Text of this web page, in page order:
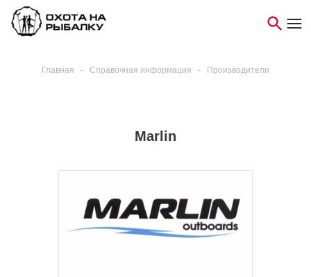
Главная - Справочная информация - Производители
Marlin